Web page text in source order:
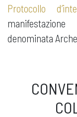
Protocollo
denominata